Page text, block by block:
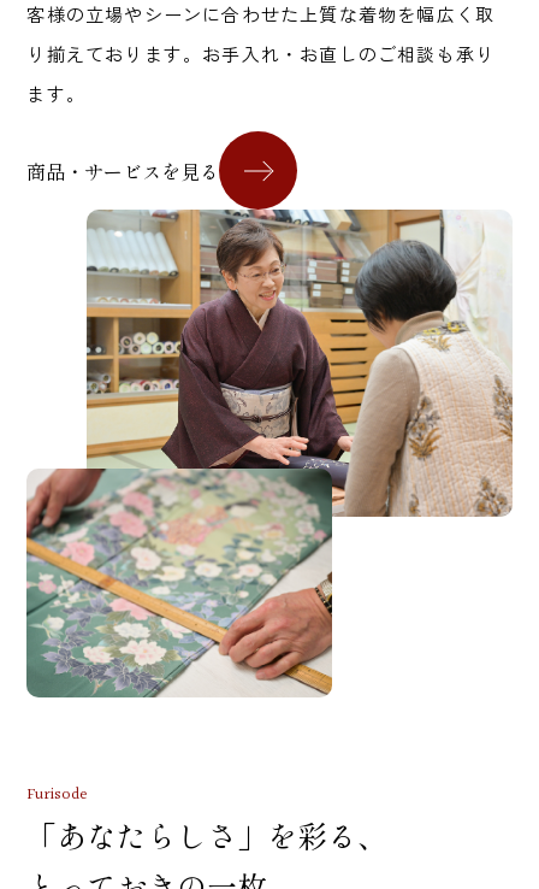
客様の立場やシーンに合わせた上質な着物を幅広く取
り揃えております。お手入れ・お直しのご相談も承り
ます。
商品・サービスを見る
Furisode
「あなたらしさ」を彩る、